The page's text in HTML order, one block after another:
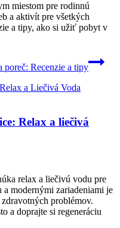
miestom pre rodinnú
a aktivít pre všetkých
a tipy, ako si užiť pobyt v
Recenzie a tipy
Relax a liečivá
relax a liečivú vodu pre
modernými zariadeniami je
problémov.
a doprajte si regeneráciu